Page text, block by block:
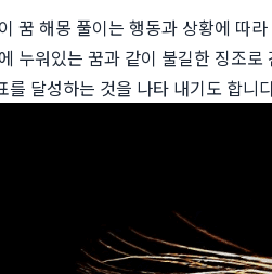
꿈 해몽 풀이는 행동과 상황에 따
누워있는 꿈과 같이 불길한 징조
를 달성하는 것을 나타 내기도 합니